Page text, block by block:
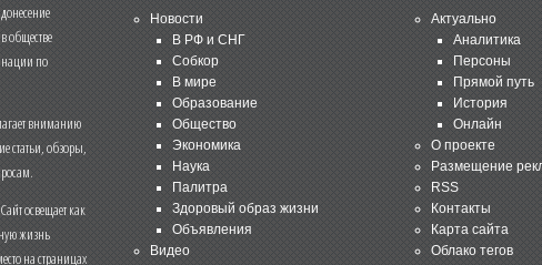
обществе
по
вниманию
статьи, обзоры,
освещает как
жизнь
на страницах
Новости
В РФ и СНГ
Собкор
В мире
Образование
Общество
Экономика
Наука
Палитра
Здоровый образ жизни
Объявления
Видео
Актуально
Аналитика
Персоны
Прямой путь
История
Онлайн
О проекте
Размещение
RSS
Контакты
Карта сайта
Облако тегов